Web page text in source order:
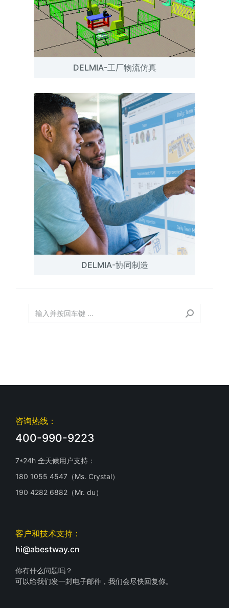
DELMIA-工厂物流仿真
DELMIA-协同制造
咨询热线：
400-990-9223
7*24h 全天候用户支持：
180 1055 4547（Ms. Crystal）
190 4282 6882（Mr. du）
客户和技术支持：
hi@abestway.cn
你有什么问题吗？
可以给我们发一封电子邮件，我们会尽快回复你。